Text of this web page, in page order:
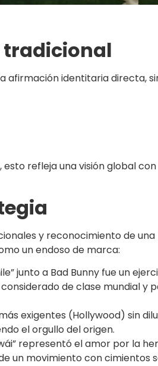
tradicional
afirmación identitaria directa,
esto refleja una visión global con
y reconocimiento de una
un endoso de marca:
junto a Bad Bunny fue un
de clase mundial y
exigentes (Hollywood) sin
el orgullo del origen.
representó el amor por la
un movimiento con cimientos